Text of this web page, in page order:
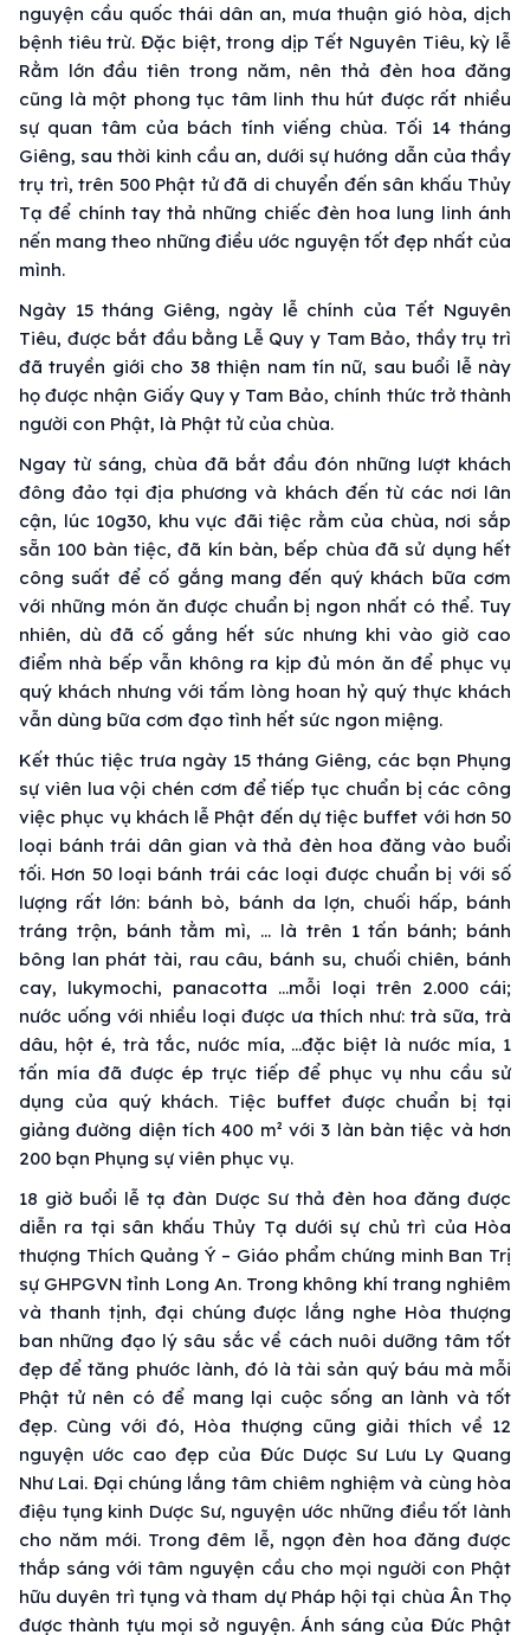
nguyện cầu quốc thái dân an, mưa thuận gió hòa, dịch
bệnh tiêu trừ. Đặc biệt, trong dịp Tết Nguyên Tiêu, kỳ lễ
Rằm lớn đầu tiên trong năm, nên thả đèn hoa đăng
cũng là một phong tục tâm linh thu hút được rất nhiều
sự quan tâm của bách tính viếng chùa. Tối 14 tháng
Giêng, sau thời kinh cầu an, dưới sự hướng dẫn của thầy
trụ trì, trên 500 Phật tử đã di chuyển đến sân khấu Thủy
Tạ để chính tay thả những chiếc đèn hoa lung linh ánh
nến mang theo những điều ước nguyện tốt đẹp nhất của
mình.
Ngày 15 tháng Giêng, ngày lễ chính của Tết Nguyên
Tiêu, được bắt đầu bằng Lễ Quy y Tam Bảo, thầy trụ trì
đã truyền giới cho 38 thiện nam tín nữ, sau buổi lễ này
họ được nhận Giấy Quy y Tam Bảo, chính thức trở thành
người con Phật, là Phật tử của chùa.
Ngay từ sáng, chùa đã bắt đầu đón những lượt khách
đông đảo tại địa phương và khách đến từ các nơi lân
cận, lúc 10g30, khu vực đãi tiệc rằm của chùa, nơi sắp
sẵn 100 bàn tiệc, đã kín bàn, bếp chùa đã sử dụng hết
công suất để cố gắng mang đến quý khách bữa cơm
với những món ăn được chuẩn bị ngon nhất có thể. Tuy
nhiên, dù đã cố gắng hết sức nhưng khi vào giờ cao
điểm nhà bếp vẫn không ra kịp đủ món ăn để phục vụ
quý khách nhưng với tấm lòng hoan hỷ quý thực khách
vẫn dùng bữa cơm đạo tình hết sức ngon miệng.
Kết thúc tiệc trưa ngày 15 tháng Giêng, các bạn Phụng
sự viên lua vội chén cơm để tiếp tục chuẩn bị các công
việc phục vụ khách lễ Phật đến dự tiệc buffet với hơn 50
loại bánh trái dân gian và thả đèn hoa đăng vào buổi
tối. Hơn 50 loại bánh trái các loại được chuẩn bị với số
lượng rất lớn: bánh bò, bánh da lợn, chuối hấp, bánh
tráng trộn, bánh tằm mì, … là trên 1 tấn bánh; bánh
bông lan phát tài, rau câu, bánh su, chuối chiên, bánh
cay, lukymochi, panacotta …mỗi loại trên 2.000 cái;
nước uống với nhiều loại được ưa thích như: trà sữa, trà
dâu, hột é, trà tắc, nước mía, …đặc biệt là nước mía, 1
tấn mía đã được ép trực tiếp để phục vụ nhu cầu sử
dụng của quý khách. Tiệc buffet được chuẩn bị tại
giảng đường diện tích 400 m² với 3 làn bàn tiệc và hơn
200 bạn Phụng sự viên phục vụ.
18 giờ buổi lễ tạ đàn Dược Sư thả đèn hoa đăng được
diễn ra tại sân khấu Thủy Tạ dưới sự chủ trì của Hòa
thượng Thích Quảng Ý – Giáo phẩm chứng minh Ban Trị
sự GHPGVN tỉnh Long An. Trong không khí trang nghiêm
và thanh tịnh, đại chúng được lắng nghe Hòa thượng
ban những đạo lý sâu sắc về cách nuôi dưỡng tâm tốt
đẹp để tăng phước lành, đó là tài sản quý báu mà mỗi
Phật tử nên có để mang lại cuộc sống an lành và tốt
đẹp. Cùng với đó, Hòa thượng cũng giải thích về 12
nguyện ước cao đẹp của Đức Dược Sư Lưu Ly Quang
Như Lai. Đại chúng lắng tâm chiêm nghiệm và cùng hòa
điệu tụng kinh Dược Sư, nguyện ước những điều tốt lành
cho năm mới. Trong đêm lễ, ngọn đèn hoa đăng được
thắp sáng với tâm nguyện cầu cho mọi người con Phật
hữu duyên trì tụng và tham dự Pháp hội tại chùa Ân Thọ
được thành tựu mọi sở nguyện. Ánh sáng của Đức Phật